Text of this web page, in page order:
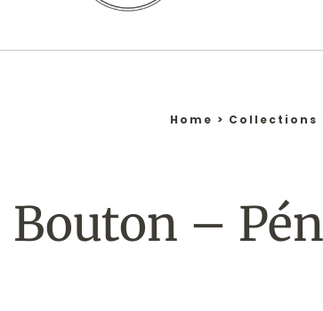
Home > Collections
Bouton –